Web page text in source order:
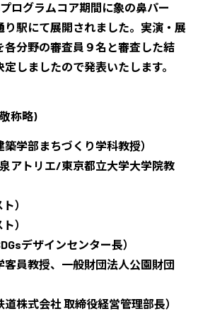
ログラムコア期間に象の鼻パー
り駅にて展開されました。実演・展
各分野の審査員９名と審査した結
しましたので発表いたします。
称略)
学部まちづくり学科教授）
アトリエ/東京都立大学大学院教
）
）
デザインセンター長）
客員教授、一般財団法人公園財団
株式会社 取締役経営管理部長）